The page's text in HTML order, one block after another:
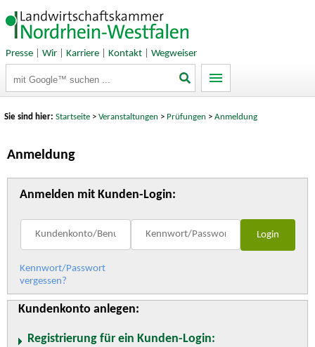
Presse| Wir| Karriere| Kontakt| Wegweiser
Sie sind hier:Startseite >Veranstaltungen > Prüfungen >Anmeldung
Anmeldung
Anmelden mit Kunden-Login:
Kennwort/Passwort
vergessen?
Kundenkonto anlegen:
Registrierung für ein Kunden-Login: